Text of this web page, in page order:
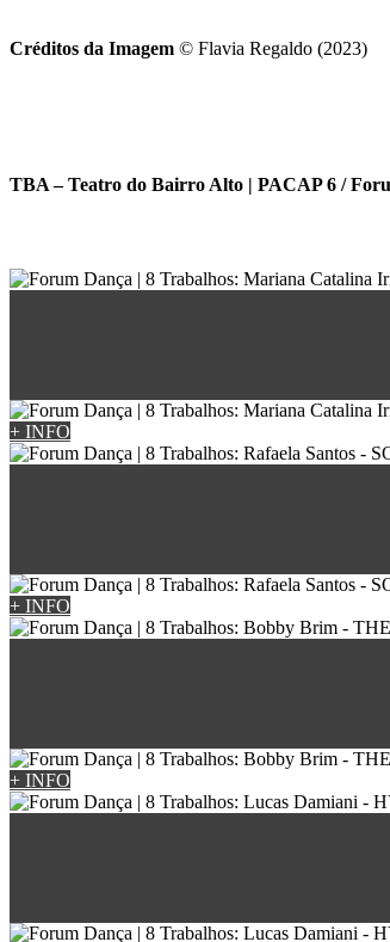
Créditos da Imagem © Flavia Regaldo (2023)
TBA – Teatro do Bairro Alto | PACAP 6 /
+ INFO
+ INFO
+ INFO